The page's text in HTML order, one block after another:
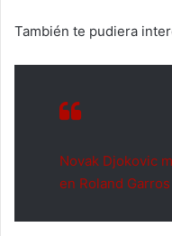
También te pudiera
Novak Djokovic
en Roland Garros